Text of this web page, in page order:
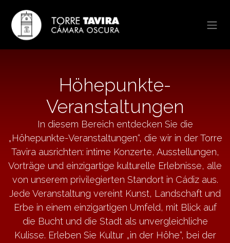
Höhepunkte-
Veranstaltungen
In diesem Bereich entdecken Sie die
„Höhepunkte-Veranstaltungen“, die wir in der Torre
Tavira ausrichten: intime Konzerte, Ausstellungen,
Vorträge und einzigartige kulturelle Erlebnisse, alle
von unserem privilegierten Standort in Cádiz aus.
Jede Veranstaltung vereint Kunst, Landschaft und
Erbe in einem einzigartigen Umfeld, mit Blick auf
die Bucht und die Stadt als unvergleichliche
Kulisse. Erleben Sie Kultur „in der Höhe“, bei der